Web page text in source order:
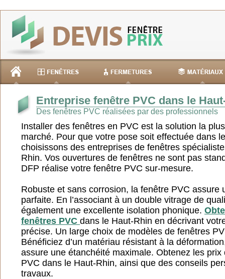
Entreprise fenêtre PVC dans le
Des fenêtres PVC réalisées par des professionnels
Installer des fenêtres en PVC est la solution la
marché. Pour que votre pose soit effectuée dans
choisissons des entreprises de fenêtres
Rhin. Vos ouvertures de fenêtres ne sont pas
DFP réalise votre fenêtre PVC sur-mesure.
Robuste et sans corrosion, la fenêtre PVC assure
parfaite. En l’associant à un double vitrage de
également une excellente isolation phonique.
fenêtres PVC dans le Haut-Rhin en décrivant
précise. Un large choix de modèles de fenêtres
Bénéficiez d’un matériau résistant à la
assure une étanchéité maximale. Obtenez les
PVC dans le Haut-Rhin, ainsi que des conseils
travaux.